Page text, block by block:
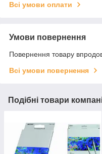
Всі умови оплати
Умови повернення
Повернення товару
Всі умови повернення
Подібні товари